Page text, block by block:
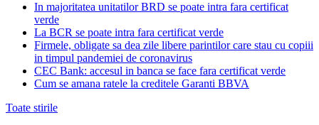
In majoritatea unitatilor BRD se poate intra fara certificat
verde
La BCR se poate intra fara certificat verde
Firmele, obligate sa dea zile libere parintilor care stau cu copiii
in timpul pandemiei de coronavirus
CEC Bank: accesul in banca se face fara certificat verde
Cum se amana ratele la creditele Garanti BBVA
Toate stirile